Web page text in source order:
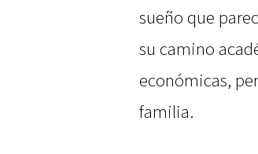
sueño que
su camino
económicas,
familia.